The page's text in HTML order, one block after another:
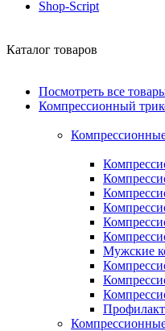
Shop-Script
Каталог товаров
Посмотреть все
Компрессионный
Мужские